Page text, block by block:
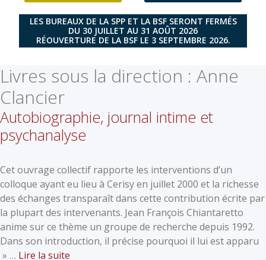
LES BUREAUX DE LA SPP ET LA BSF SERONT FERMÉS
DU 30 JUILLET AU 31 AOÛT 2026
RÉOUVERTURE DE LA BSF LE 3 SEPTEMBRE 2026.
Livres sous la direction : Anne
Clancier
Autobiographie, journal intime et
psychanalyse
Cet ouvrage collectif rapporte les interventions d’un
colloque ayant eu lieu à Cerisy en juillet 2000 et la richesse
des échanges transparaît dans cette contribution écrite par
la plupart des intervenants. Jean François Chiantaretto
anime sur ce thème un groupe de recherche depuis 1992.
Dans son introduction, il précise pourquoi il lui est apparu
» … Lire la suite